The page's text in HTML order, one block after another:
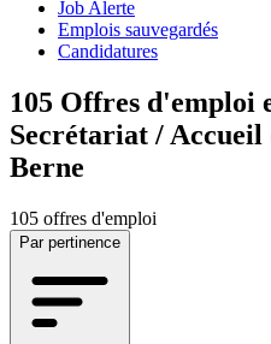
Job Alerte
Emplois sauvegardés
Candidatures
105 Offres d'emploi
Secrétariat / Accueil
Berne
105 offres d'emploi
Par pertinence